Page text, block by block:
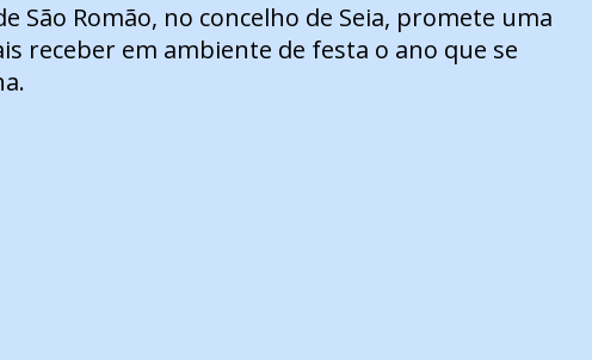
São Romão, no concelho de Seia, promete uma
receber em ambiente de festa o ano que se